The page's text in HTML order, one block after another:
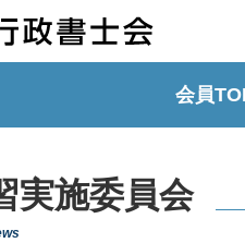
会員
実施委員会